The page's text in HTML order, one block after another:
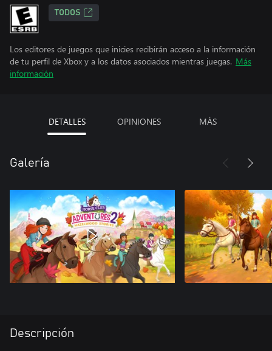
TODOS
Los editores de juegos que inicies recibirán acceso a la información
de tu perfil de Xbox y a los datos asociados mientras juegas. Más
información
DETALLES OPINIONES MÁS
Galería
Descripción